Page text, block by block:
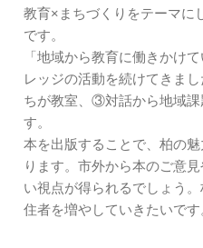
教育×まちづくりをテーマに
です。
「地域から教育に働きかけ
レッジの活動を続けてきま
ちが教室、③対話から地域
す。
本を出版することで、柏の
ります。市外から本のご意
い視点が得られるでしょう
住者を増やしていきたいです